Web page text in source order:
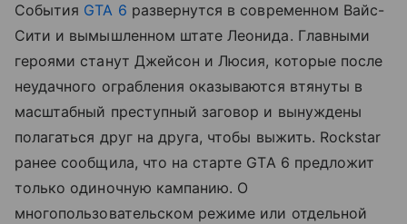
События GTA 6 развернутся в современном Вайс-
Сити и вымышленном штате Леонида. Главными
героями станут Джейсон и Люсия, которые после
неудачного ограбления оказываются втянуты в
масштабный преступный заговор и вынуждены
полагаться друг на друга, чтобы выжить. Rockstar
ранее сообщила, что на старте GTA 6 предложит
только одиночную кампанию. О
многопользовательском режиме или отдельной